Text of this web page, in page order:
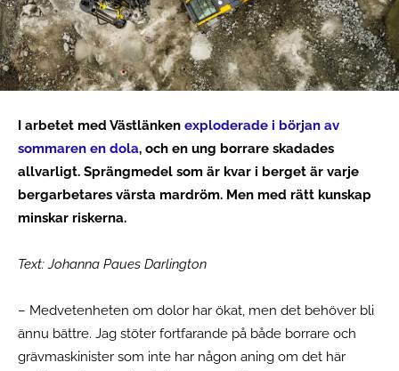
I arbetet med Västlänken exploderade i början av
sommaren en dola, och en ung borrare skadades
allvarligt. Sprängmedel som är kvar i berget är varje
bergarbetares värsta mardröm. Men med rätt kunskap
minskar riskerna.
Text: Johanna Paues Darlington
– Medvetenheten om dolor har ökat, men det behöver bli
ännu bättre. Jag stöter fortfarande på både borrare och
grävmaskinister som inte har någon aning om det här